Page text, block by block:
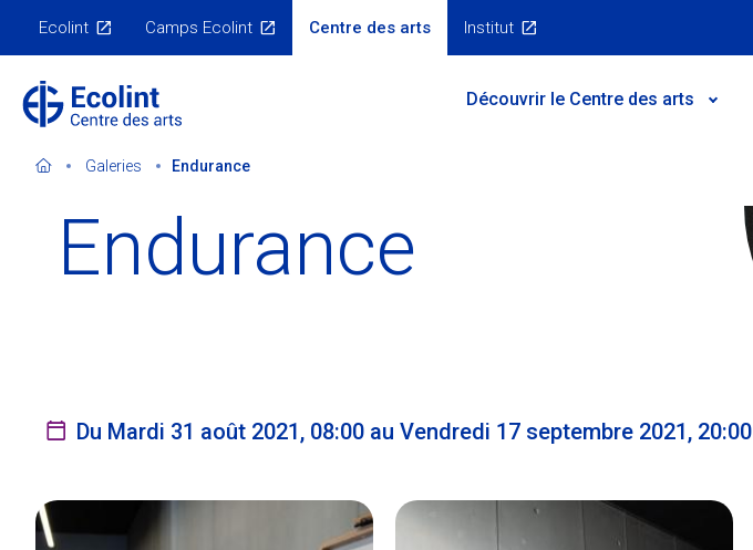
content
Nos
Ecolint Camps Ecolint Centre des arts Institut
MainDécouvrir le Centre des arts
Notre double vocation
Le Centre en 3D
Orateurs invités
Evénements passés
Galeries Endurance
Endurance
Du Mardi 31 août 2021, 08:00 au Vendredi 17 septembre 2021, 20:00